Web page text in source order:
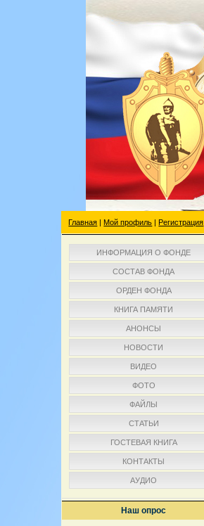
Главная |Мой профиль |Регистрация
ИНФОРМАЦИЯ О ФОНДЕ
СОСТАВ ФОНДА
ОРДЕН ФОНДА
КНИГА ПАМЯТИ
АНОНСЫ
НОВОСТИ
ВИДЕО
ФОТО
ФАЙЛЫ
СТАТЬИ
ГОСТЕВАЯ КНИГА
КОНТАКТЫ
АУДИО
Наш опрос